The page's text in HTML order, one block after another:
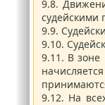
9.8.
судейскими
9.9.
9.10.
9.11. В зоне
9.12. На